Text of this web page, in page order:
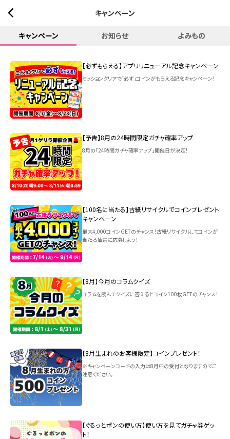
キャンペーン
キャンペーン お知らせ よみもの
【必ずもらえる】アプリリニューアル記念キャンペーン
ミッションクリアで「必ず」コインがもらえる記念キャンペーン！
【予告】8月の24時間限定ガチャ確率アップ
8月の「24時間ガチャ確率アップ」開催日が決定！
【100名に当たる】古紙リサイクルでコインプレゼント
キャンペーン
最大4,000コインGETのチャンス！古紙リサイクルしてコインが
当たる抽選に応募しよう！
【8月】今月のコラムクイズ
コラムを読んでクイズに答えるとコイン100枚GETのチャンス！
【8月生まれのお客様限定】コインプレゼント！
※キャンペーンコードの入力は8月中の受付となりますのでご
注意ください。
【ぐるっとポンの使い方】使い方を見てガチャ券ゲッ
ト！